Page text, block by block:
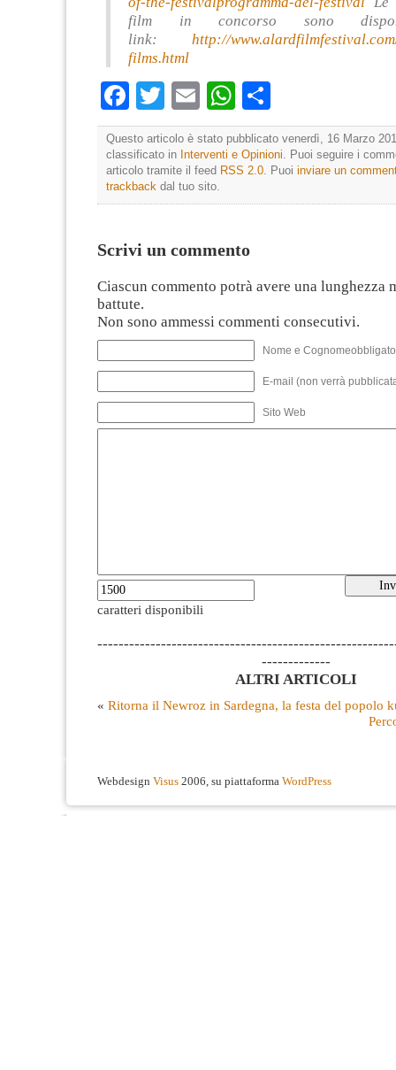
film in concorso sono
link: http://www.alardfilmfestival.
films.html
Facebook
TwitterEmailWhatsApp
Questo articolo è stato pubblicato venerdì, 16 Marzo
classificato in Interventi e Opinioni. Puoi seguire i
articolo tramite il feed RSS 2.0. Puoi inviare un
trackback dal tuo sito.
Scrivi un commento
Ciascun commento potrà avere una lunghezza
battute.
Non sono ammessi commenti consecutivi.
Nome e
E-mail (non verrà
Sito Web
caratteri disponibili
-------------
ALTRI ARTICOLI
« Ritorna il Newroz in Sardegna, la festa del popolo
Webdesign Visus 2006, su piattaforma WordPress